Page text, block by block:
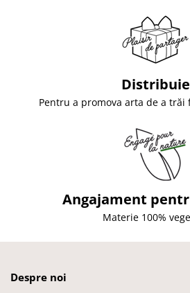
Distribuie
Pentru a promova arta de a
Angajament
Materie 100%
Despre noi